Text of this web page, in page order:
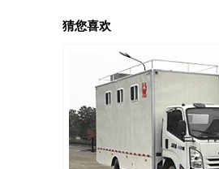
猜您喜欢